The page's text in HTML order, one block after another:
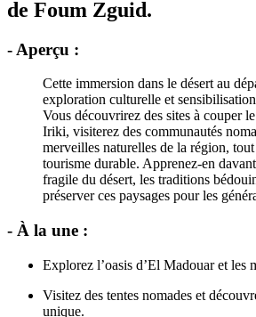
de Foum Zguid.
- Aperçu :
Cette immersion dans le désert au
exploration culturelle et
Vous découvrirez des sites à couper
Iriki, visiterez des communautés
merveilles naturelles de la région,
tourisme durable. Apprenez-en
fragile du désert, les traditions
préserver ces paysages pour les
- À la une :
Explorez l’oasis d’El Madouar et les
Visitez des tentes nomades et
unique.